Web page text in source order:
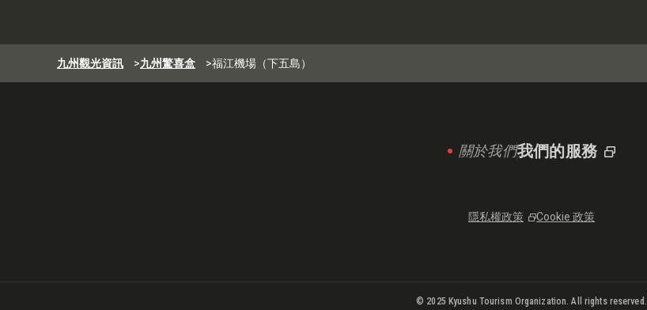
九州觀光資訊 >九州驚喜盒 >福江機場（下五島）
關於我們我們的服務
隱私權政策 Cookie 政策
© 2025 Kyushu Tourism Organization. All rights reserved.